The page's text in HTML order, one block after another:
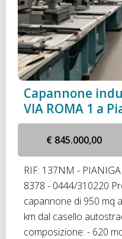
Capannone
VIA ROMA 1 a
€ 845.000,00
RIF: 137NM -
8378 - 0444/310220
capannone di 950 mq
km dal casello
composizione: - 620